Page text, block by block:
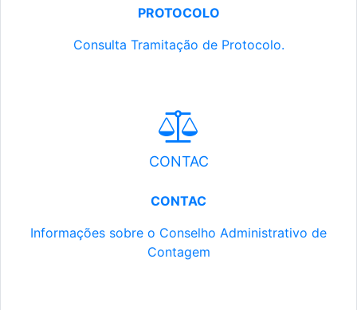
PROTOCOLO
Consulta Tramitação de Protocolo.
CONTAC
CONTAC
Informações sobre o Conselho Administrativo de
Contagem